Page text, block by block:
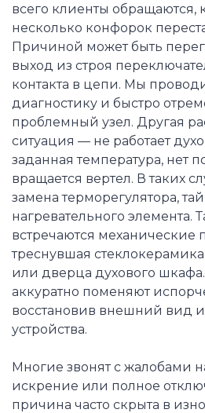
всего клиенты обращаются,
несколько конфорок
Причиной может быть
выход из строя
контакта в цепи. Мы
диагностику и быстро
проблемный узел. Другая
ситуация — не работает
заданная температура, нет
вращается вертел. В таких
замена терморегулятора,
нагревательного элемента.
встречаются
треснувшая
или дверца духового
аккуратно поменяют
восстановив внешний вид и
устройства.
Многие звонят с жалобами
искрение или полное
причина часто скрыта в